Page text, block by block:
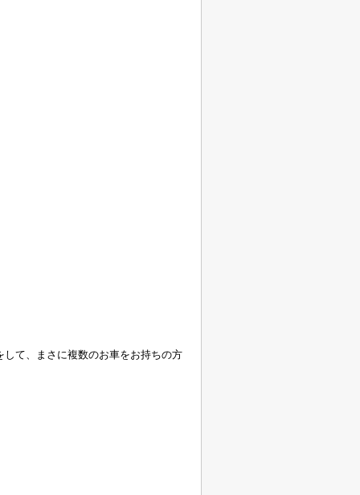
て、まさに複数のお車をお持ちの方